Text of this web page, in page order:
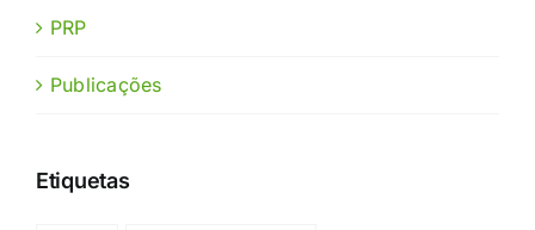
PRP
Publicações
Etiquetas